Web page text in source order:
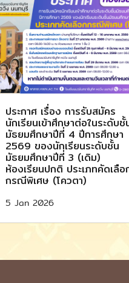
ประกาศ เรื่อง การรับสมัคร
นักเรียนเข้าศึกษาต่อในระดับชั้
มัธยมศึกษาปีที่ 4 ปีการศึกษา
2569 ของนักเรียนระดับชั้น
มัธยมศึกษาปีที่ 3 (เดิม)
ห้องเรียนปกติ ประเภทคัดเลือ
กรณีพิเศษ (โควตา)
5 Jan 2026